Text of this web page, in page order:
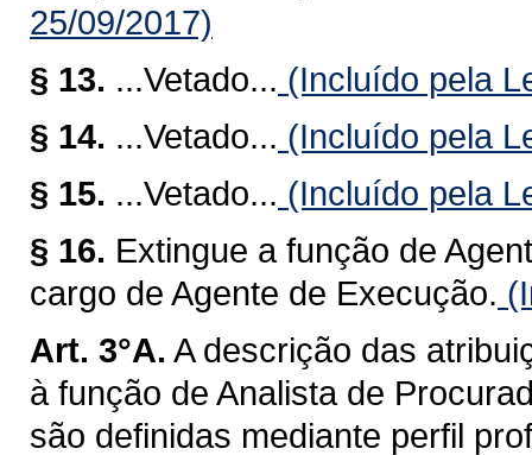
25/09/2017)
§ 13. ...Vetado... (Incluído pela
§ 14. ...Vetado... (Incluído pela
§ 15. ...Vetado... (Incluído pela
§ 16. Extingue a função de
cargo de Agente de Execução.
Art. 3°A. A descrição das
à função de Analista de
são definidas mediante perfil